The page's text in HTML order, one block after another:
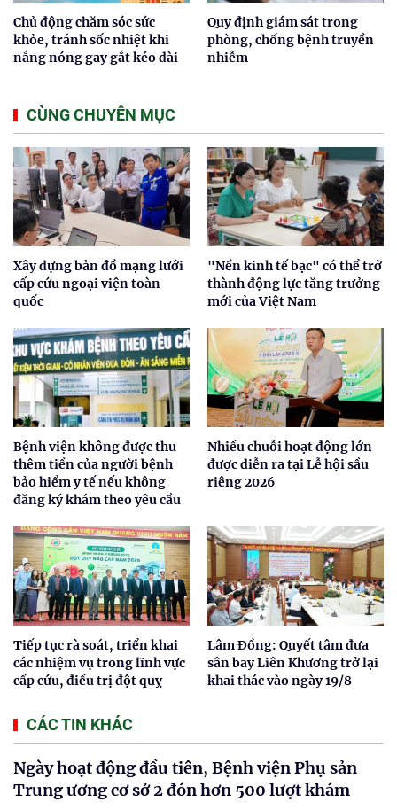
Chủ động chăm sóc sức
khỏe, tránh sốc nhiệt khi
nắng nóng gay gắt kéo dài
Quy định giám sát trong
phòng, chống bệnh truyền
nhiễm
CÙNG CHUYÊN MỤC
Xây dựng bản đồ mạng lưới
cấp cứu ngoại viện toàn
quốc
"Nền kinh tế bạc" có thể trở
thành động lực tăng trưởng
mới của Việt Nam
Bệnh viện không được thu
thêm tiền của người bệnh
bảo hiểm y tế nếu không
đăng ký khám theo yêu cầu
Nhiều chuỗi hoạt động lớn
được diễn ra tại Lễ hội sầu
riêng 2026
Tiếp tục rà soát, triển khai
các nhiệm vụ trong lĩnh vực
cấp cứu, điều trị đột quỵ
Lâm Đồng: Quyết tâm đưa
sân bay Liên Khương trở lại
khai thác vào ngày 19/8
CÁC TIN KHÁC
Ngày hoạt động đầu tiên, Bệnh viện Phụ sản
Trung ương cơ sở 2 đón hơn 500 lượt khám